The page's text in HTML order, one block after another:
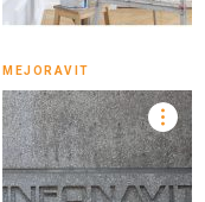
MEJORAVIT